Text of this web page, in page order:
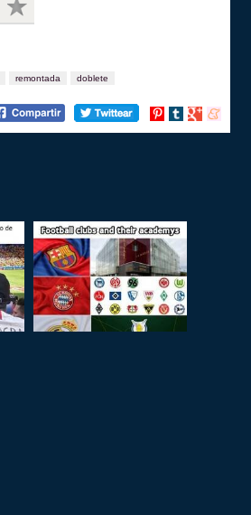
remontada doblete
Compartir
Compartir
Compartir
Compartir